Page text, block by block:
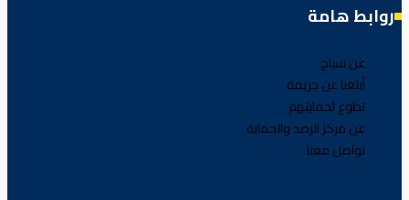
روابط هامة
عن سياج
أبلغنا عن جريمة
تطوع لحمايتهم
عن مركز الرصد والحماية
تواصل معنا